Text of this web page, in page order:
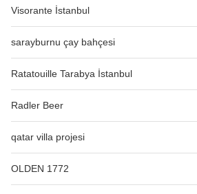
Visorante İstanbul
sarayburnu çay bahçesi
Ratatouille Tarabya İstanbul
Radler Beer
qatar villa projesi
OLDEN 1772